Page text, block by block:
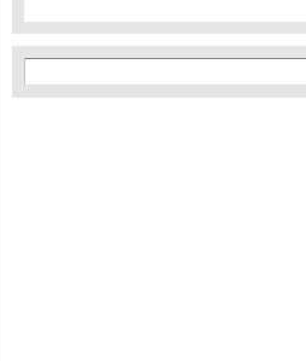
Search form
Search